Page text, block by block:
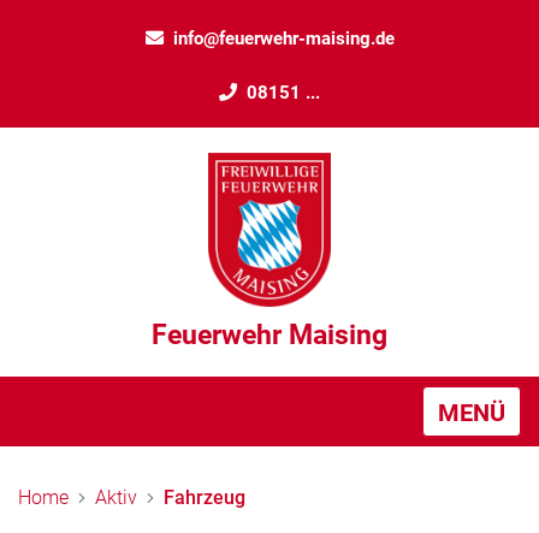
info@feuerwehr-maising.de
08151 ...
Feuerwehr Maising
MENÜ
Home Aktiv Fahrzeug